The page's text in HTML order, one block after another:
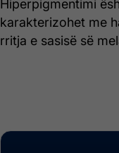
Hiperpigmentimi
karakterizohet me
rritja e sasisë së